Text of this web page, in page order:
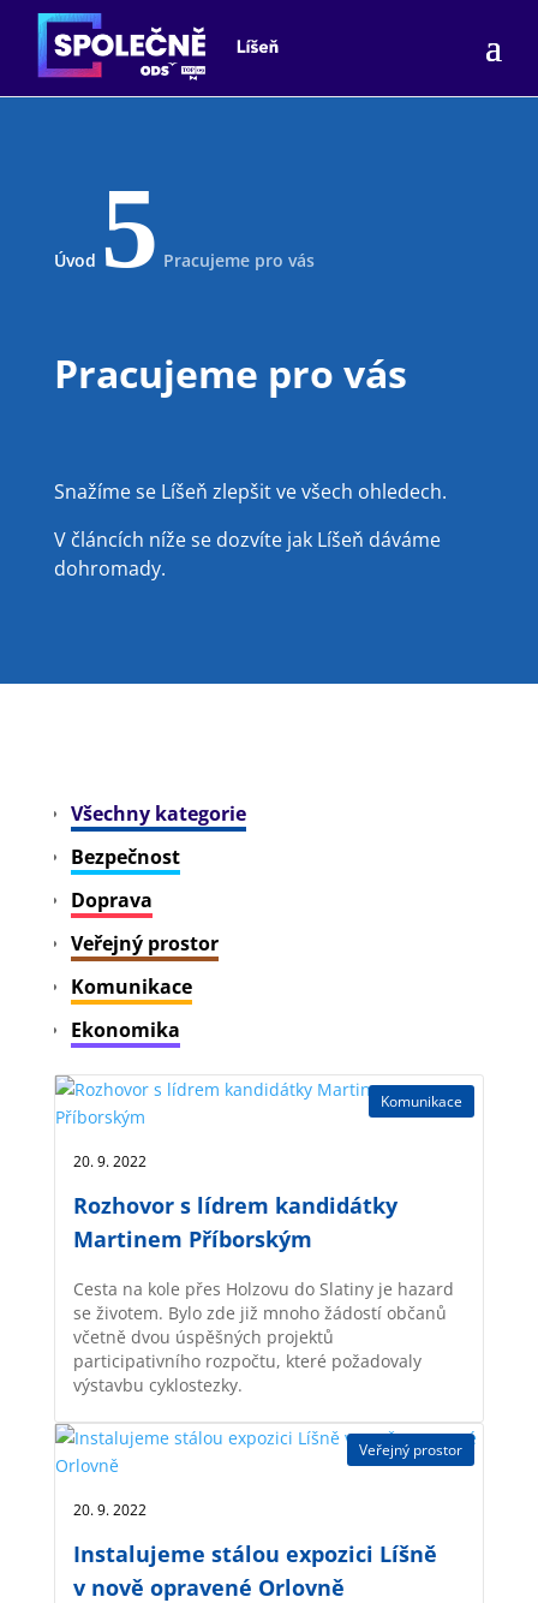
Úvod 5 Pracujeme pro vás
Pracujeme pro vás
Snažíme se Líšeň zlepšit ve všech ohledech.
V článcích níže se dozvíte jak Líšeň dáváme
dohromady.
Všechny kategorie
Bezpečnost
Doprava
Veřejný prostor
Komunikace
Ekonomika
Rozhovor s lídrem kandidátky
Martinem Příborským
20. 9. 2022 |
Komunikace
Cesta na kole přes Holzovu do Slatiny je hazard
se životem. Bylo zde již mnoho žádostí občanů
včetně dvou úspěšných projektů
participativního rozpočtu, které požadovaly
výstavbu cyklostezky.
Instalujeme stálou expozici Líšně
v nově opravené Orlovně
20. 9. 2022 |
Veřejný prostor